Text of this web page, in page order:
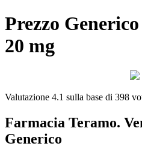
Prezzo
20 mg
Valutazione 4.1 sulla base di 398
Farmacia Teramo.
Generico